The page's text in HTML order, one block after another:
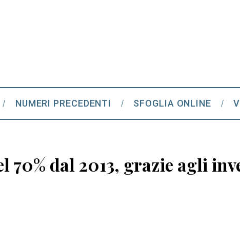
NUMERI PRECEDENTI SFOGLIA ONLINE
70% dal 2013, grazie agli